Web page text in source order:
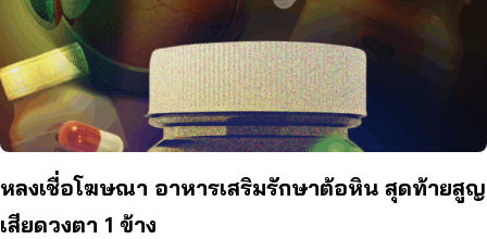
หลงเชื่อโฆษณา อาหารเสริมรักษาต้อหิน สุดท้ายสูญ
เสียดวงตา 1 ข้าง